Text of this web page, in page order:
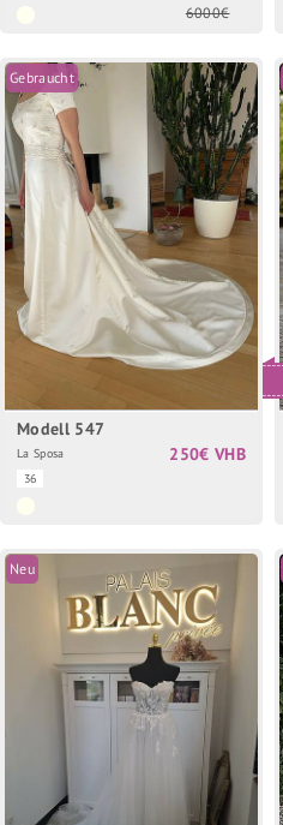
6000€
Gebraucht
Modell 547
La Sposa
36
250€ VHB
Neu